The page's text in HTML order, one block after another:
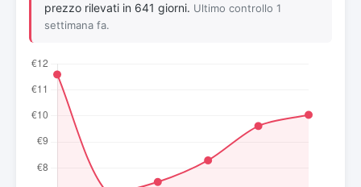
prezzo rilevati in 641 giorni. Ultimo controllo 1
settimana fa.